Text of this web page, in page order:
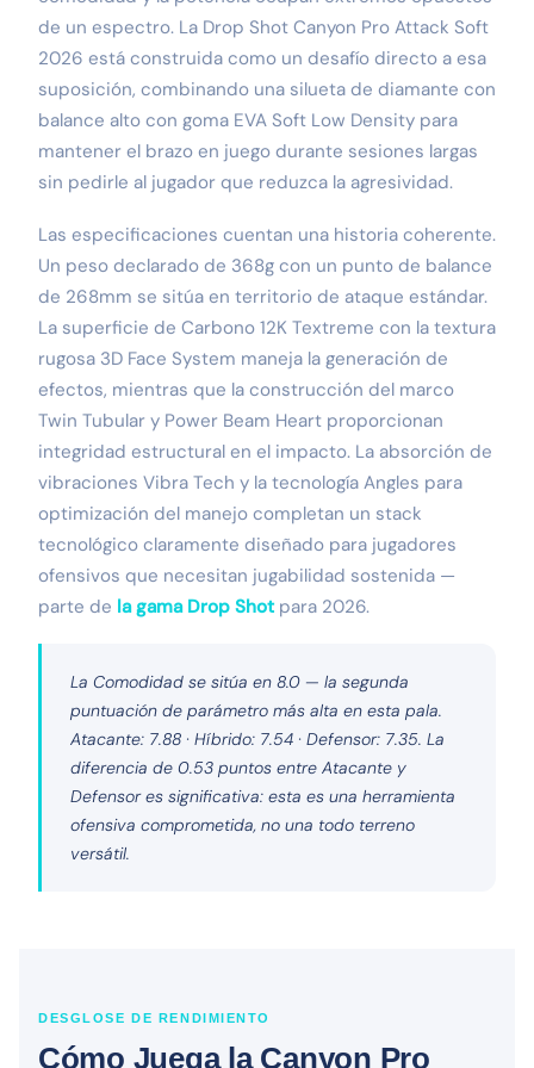
de un espectro. La Drop Shot Canyon Pro Attack Soft
2026 está construida como un desafío directo a esa
suposición, combinando una silueta de diamante con
balance alto con goma EVA Soft Low Density para
mantener el brazo en juego durante sesiones largas
sin pedirle al jugador que reduzca la agresividad.
Las especificaciones cuentan una historia coherente.
Un peso declarado de 368g con un punto de balance
de 268mm se sitúa en territorio de ataque estándar.
La superficie de Carbono 12K Textreme con la textura
rugosa 3D Face System maneja la generación de
efectos, mientras que la construcción del marco
Twin Tubular y Power Beam Heart proporcionan
integridad estructural en el impacto. La absorción de
vibraciones Vibra Tech y la tecnología Angles para
optimización del manejo completan un stack
tecnológico claramente diseñado para jugadores
ofensivos que necesitan jugabilidad sostenida —
parte de la gama Drop Shotpara 2026.
La Comodidad se sitúa en 8.0 — la segunda
puntuación de parámetro más alta en esta pala.
Atacante: 7.88 · Híbrido: 7.54 · Defensor: 7.35. La
diferencia de 0.53 puntos entre Atacante y
Defensor es significativa: esta es una herramienta
ofensiva comprometida, no una todo terreno
versátil.
DESGLOSE DE RENDIMIENTO
Cómo Juega la Canyon Pro